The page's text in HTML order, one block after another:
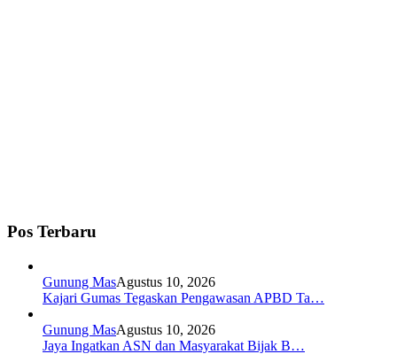
Pos Terbaru
Gunung MasAgustus 10, 2026
Kajari Gumas Tegaskan Pengawasan APBD Ta…
Gunung MasAgustus 10, 2026
Jaya Ingatkan ASN dan Masyarakat Bijak B…